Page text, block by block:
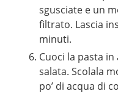
sgusciate e un
filtrato. Lascia
minuti.
Cuoci la pasta
salata. Scolala
po’ di acqua di